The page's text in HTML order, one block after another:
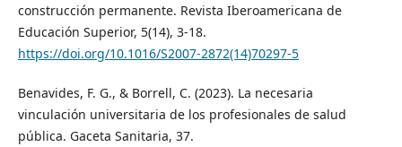
construcción permanente. Revista Iberoamericana de
Educación Superior, 5(14), 3-18.
https://doi.org/10.1016/S2007-2872(14)70297-5
Benavides, F. G., & Borrell, C. (2023). La necesaria
vinculación universitaria de los profesionales de salud
pública. Gaceta Sanitaria, 37.